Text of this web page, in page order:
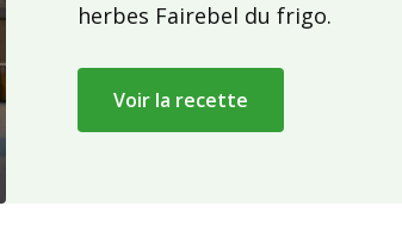
herbes Fairebel du frigo.
Voir la recette